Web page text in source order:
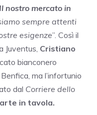
Il nostro mercato in
siamo sempre attenti
esigenze”. Così il
Juventus, Cristiano
bianconero
ma l’infortunio
dal Corriere dello
in tavola.